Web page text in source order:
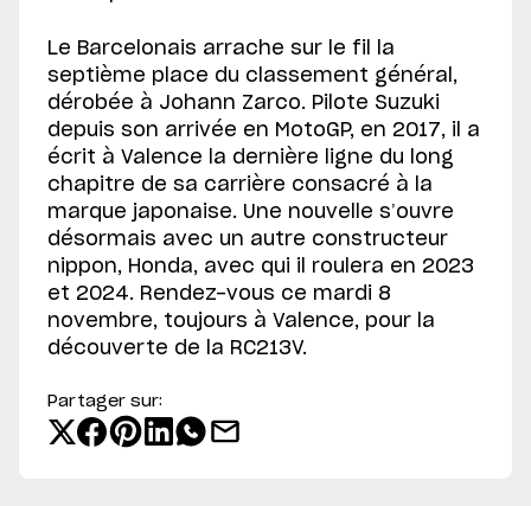
Le Barcelonais arrache sur le fil la
septième place du classement général,
dérobée à Johann Zarco. Pilote Suzuki
depuis son arrivée en MotoGP, en 2017, il a
écrit à Valence la dernière ligne du long
chapitre de sa carrière consacré à la
marque japonaise. Une nouvelle s’ouvre
désormais avec un autre constructeur
nippon, Honda, avec qui il roulera en 2023
et 2024. Rendez-vous ce mardi 8
novembre, toujours à Valence, pour la
découverte de la RC213V.
Partager sur: